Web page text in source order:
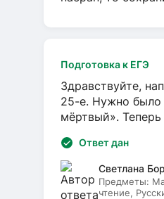
Подготовка к ЕГЭ
Здравствуйте,
25-е. Нужно было
мёртвый».
Ответ дан
Светлана
Предметы:
чтение,